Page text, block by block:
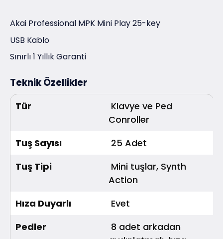
Akai Professional MPK Mini Play 25-key
USB Kablo
Sınırlı 1 Yıllık Garanti
Teknik Özellikler
Tür
Klavye ve Ped
Conroller
Tuş Sayısı
25 Adet
Tuş Tipi
Mini tuşlar, Synth
Action
Hıza Duyarlı
Evet
Pedler
8 adet arkadan